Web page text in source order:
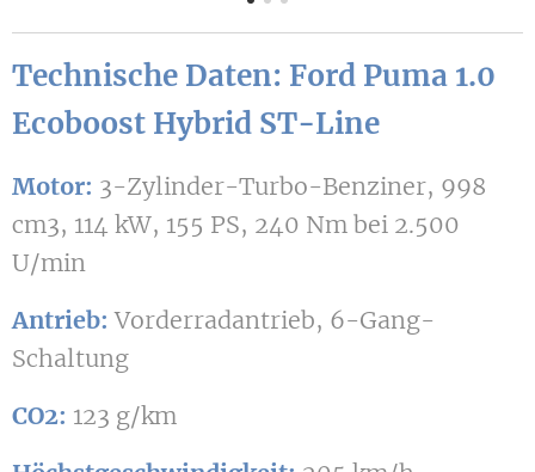
Technische Daten: Ford Puma 1.0
Ecoboost Hybrid ST-Line
Motor: 3-Zylinder-Turbo-Benziner, 998
cm3, 114 kW, 155 PS, 240 Nm bei 2.500
U/min
Antrieb: Vorderradantrieb, 6-Gang-
Schaltung
CO2: 123 g/km